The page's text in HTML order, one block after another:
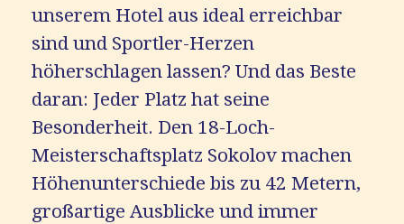
unserem Hotel aus ideal erreichbar
sind und Sportler-Herzen
höherschlagen lassen? Und das Beste
daran: Jeder Platz hat seine
Besonderheit. Den 18-Loch-
Meisterschaftsplatz Sokolov machen
Höhenunterschiede bis zu 42 Metern,
großartige Ausblicke und immer